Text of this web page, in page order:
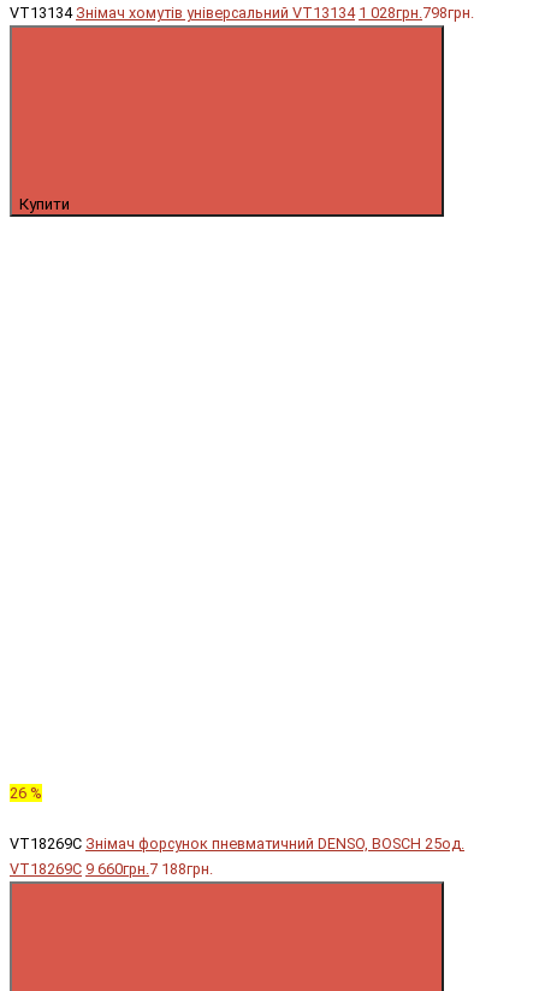
VT13134 Знімач хомутів універсальний VT13134 1 028грн.798грн.
Купити
26 %
VT18269C Знімач форсунок пневматичний DENSO, BOSCH 25од.
VT18269C 9 660грн.7 188грн.